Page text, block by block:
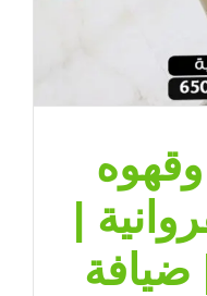
|
| ضيافة